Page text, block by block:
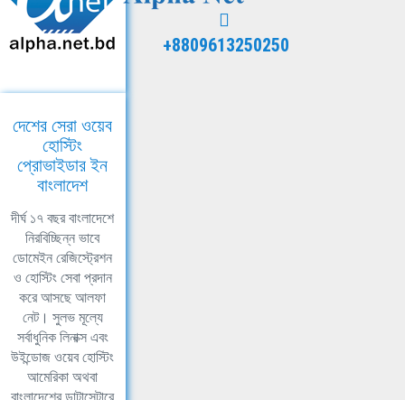
+8809613250250
দেশের সেরা ওয়েব
হোস্টিং
প্রোভাইডার ইন
বাংলাদেশ
দীর্ঘ ১৭ বছর বাংলাদেশে
নিরবিচ্ছিন্ন ভাবে
ডোমেইন রেজিস্ট্রেশন
ও হোস্টিং সেবা প্রদান
করে আসছে আলফা
নেট। সুলভ মূল্যে
সর্বাধুনিক লিনাক্স এবং
উইন্ডোজ ওয়েব হোস্টিং
আমেরিকা অথবা